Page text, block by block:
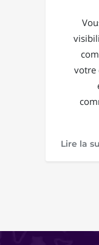
votre
Lire la